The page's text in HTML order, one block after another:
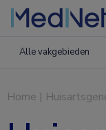
Alle vakgebieden
Home |